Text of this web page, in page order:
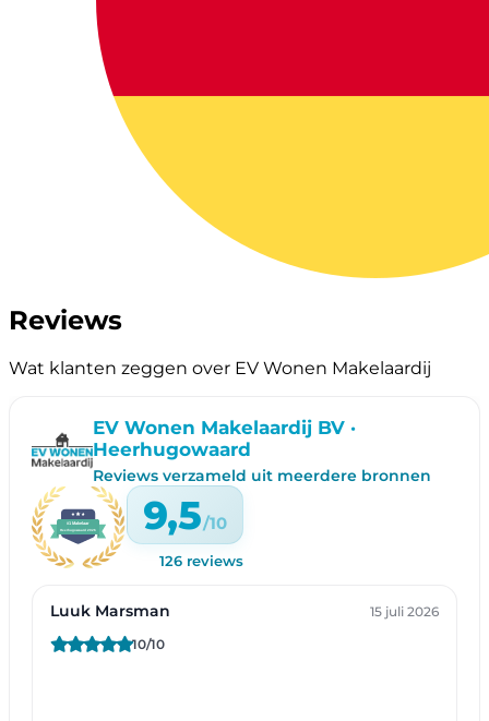
Reviews
Wat klanten zeggen over EV Wonen Makelaardij